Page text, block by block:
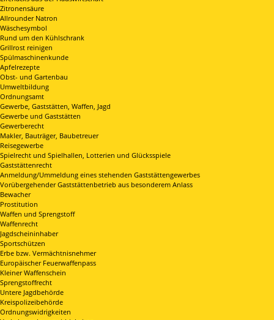
Zitronensäure
Allrounder Natron
Wäschesymbol
Rund um den Kühlschrank
Grillrost reinigen
Spülmaschinenkunde
Apfelrezepte
Obst- und Gartenbau
Umweltbildung
Ordnungsamt
Gewerbe, Gaststätten, Waffen, Jagd
Gewerbe und Gaststätten
Gewerberecht
Makler, Bauträger, Baubetreuer
Reisegewerbe
Spielrecht und Spielhallen, Lotterien und Glücksspiele
Gaststättenrecht
Anmeldung/Ummeldung eines stehenden Gaststättengewerbes
Vorübergehender Gaststättenbetrieb aus besonderem Anlass
Bewacher
Prostitution
Waffen und Sprengstoff
Waffenrecht
Jagdscheininhaber
Sportschützen
Erbe bzw. Vermächtnisnehmer
Europäischer Feuerwaffenpass
Kleiner Waffenschein
Sprengstoffrecht
Untere Jagdbehörde
Kreispolizeibehörde
Ordnungswidrigkeiten